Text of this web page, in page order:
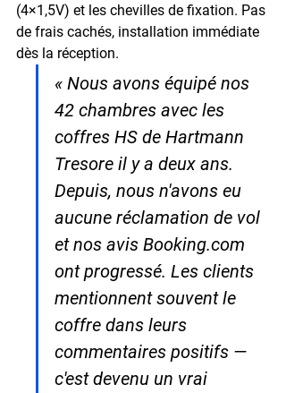
(4×1,5V) et les chevilles de fixation. Pas
de frais cachés, installation immédiate
dès la réception.
« Nous avons équipé nos
42 chambres avec les
coffres HS de Hartmann
Tresore il y a deux ans.
Depuis, nous n'avons eu
aucune réclamation de vol
et nos avis Booking.com
ont progressé. Les clients
mentionnent souvent le
coffre dans leurs
commentaires positifs —
c'est devenu un vrai